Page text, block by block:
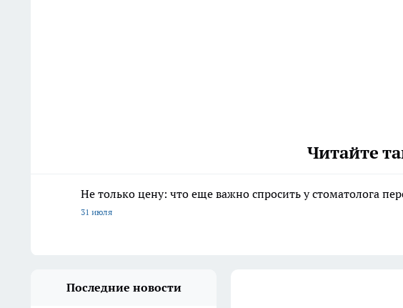
Читайте
Не только цену: что еще важно спросить у стоматолога
31 июля
Последние новости